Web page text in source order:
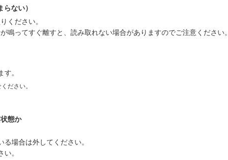
ない）
ください。
鳴ってすぐ離すと、読み取れない場合がありますのでご注意ください。
。
ださい。
態か
場合は外してください。
。